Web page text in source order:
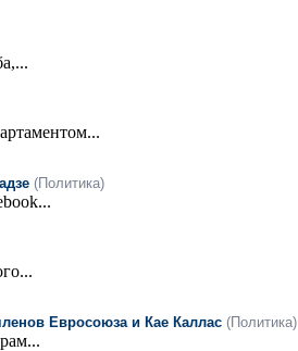
(Политика)
Евросоюза и Кае Каллас (Политика)